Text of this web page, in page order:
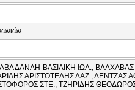
ΔΑΝΑΗ-ΒΑΣΙΛΙΚΗ ΙΩΑ.,
ΑΡΙΣΤΟΤΕΛΗΣ ΛΑΖ.,
ΣΤΕ., ΤΖΗΡΙΔΗΣ